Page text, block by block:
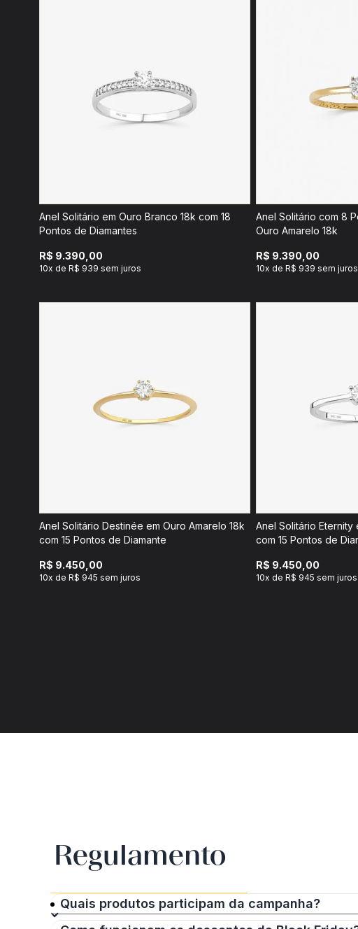
Anel Solitário em Ouro Branco 18k com 18
Pontos de Diamantes
R$ 9.390,00
10x de R$ 939 sem juros
Anel Solitário com 8
Ouro Amarelo 18k
R$ 9.390,00
10x de R$ 939 sem juros
Anel Solitário Destinée em Ouro Amarelo 18k
com 15 Pontos de Diamante
R$ 9.450,00
10x de R$ 945 sem juros
Anel Solitário Eternity
com 15 Pontos de
R$ 9.450,00
10x de R$ 945 sem juros
Regulamento
Quais produtos participam da campanha?